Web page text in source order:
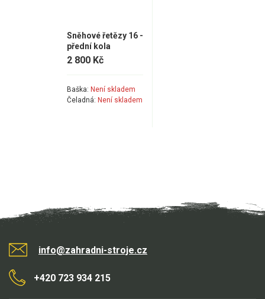
Sněhové řetězy 16 -
přední kola
2 800 Kč
Baška: Není skladem
Čeladná: Není skladem
info@zahradni-stroje.cz
+420 723 934 215